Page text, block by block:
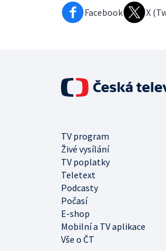
Facebook X
TV program
Živé vysílání
TV poplatky
Teletext
Podcasty
Počasí
E-shop
Mobilní a TV aplikace
Vše o ČT